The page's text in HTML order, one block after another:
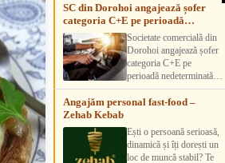
SC din Dorohoi angajează șofer
categoria C+E pe perioadă
nedeterminatăSocietate comercială din
Dorohoi angajează șofer
categoria C+E pe
perioadă nedeterminată.
Candidatul trebuie să
aibă experiență și atestat
detalii, vă rog să sunați la
numărul de telefon.
Angajăm personal fast-food –
Zehab Kebab
Ești o persoană serioasă,
dinamică și îți dorești un
loc de muncă stabil? Te